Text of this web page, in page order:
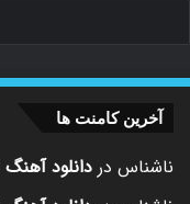
آخرین کامنت ها
ناشناس در دانلود